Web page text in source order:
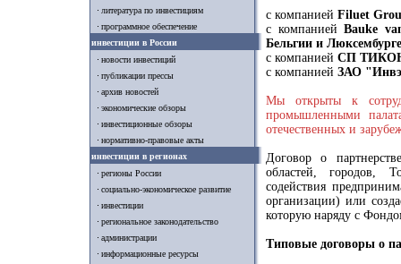
литература по инвестициям
программное обеспечение
инвестиции в России
новости инвестиций
публикации прессы
архив новостей
экономические обзоры
инвестиционные обзоры
нормативно-правовые акты
инвестиции в регионах
регионы России
социально-экономическое развитие
инвестиции
региональное законодательство
администрации
информационные ресурсы
с компанией Filuet
с компаниейBauke
Бельгии и Люксембурге
с компанией СП
с компанией ЗАО
Мы открыты к
промышленными
отечественных и
Договор о
областей, городов,
содействия
организации) или
которую наряду с
Типовые договоры о